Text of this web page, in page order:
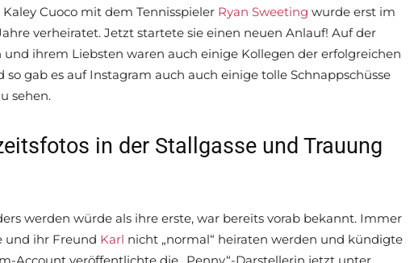
Cuoco mit dem Tennisspieler Ryan Sweeting wurde erst im
verheiratet. Jetzt startete sie einen neuen Anlauf! Auf der
ihrem Liebsten waren auch einige Kollegen der erfolgreichen
so gab es auf Instagram auch auch einige tolle Schnappschüsse
sehen.
in der Stallgasse und Trauung
werden würde als ihre erste, war bereits vorab bekannt. Immer
und ihr Freund Karl nicht „normal“ heiraten werden und kündigte